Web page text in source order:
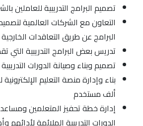
تصميم البرامج التدريبية للعاملين
التعاون مع الشركات العالمية
البرامج عن طريق التعاقدات الخارجية
تدريس بعض البرامج التدريبية التي
تصميم وبناء وصيانة الدورات
ألف مستخدم
إدارة خطة تحفيز المتعلمين
الدورات التدريبية الملائمة لأدائهم